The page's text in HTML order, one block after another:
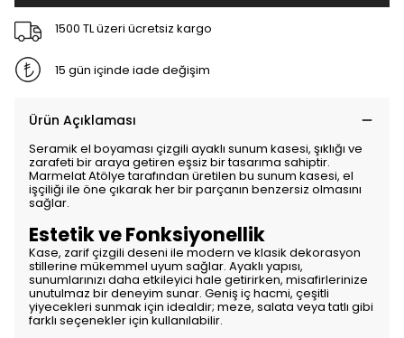
1500 TL üzeri ücretsiz kargo
15 gün içinde iade değişim
Ürün Açıklaması
Seramik el boyaması çizgili ayaklı sunum kasesi, şıklığı ve
zarafeti bir araya getiren eşsiz bir tasarıma sahiptir.
Marmelat Atölye tarafından üretilen bu sunum kasesi, el
işçiliği ile öne çıkarak her bir parçanın benzersiz olmasını
sağlar.
Estetik ve Fonksiyonellik
Kase, zarif çizgili deseni ile modern ve klasik dekorasyon
stillerine mükemmel uyum sağlar. Ayaklı yapısı,
sunumlarınızı daha etkileyici hale getirirken, misafirlerinize
unutulmaz bir deneyim sunar. Geniş iç hacmi, çeşitli
yiyecekleri sunmak için idealdir; meze, salata veya tatlı gibi
farklı seçenekler için kullanılabilir.